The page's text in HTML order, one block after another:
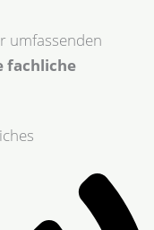
umfassenden
fachliche